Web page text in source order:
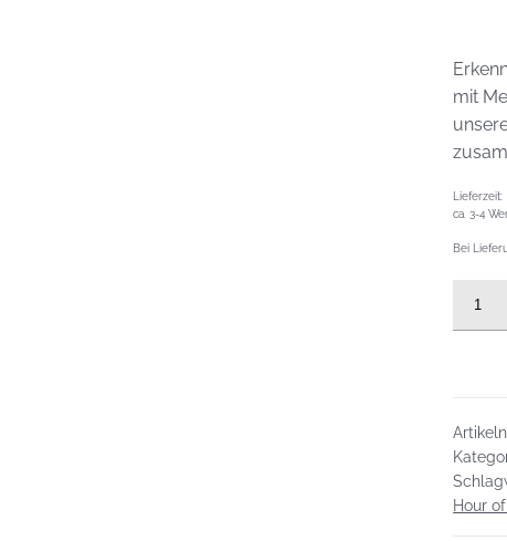
mit
Lieferzeit:
ca. 3-4
Bei
Kraft
der
Hour